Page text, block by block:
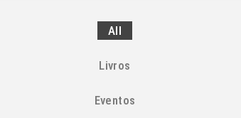
All
Livros
Eventos